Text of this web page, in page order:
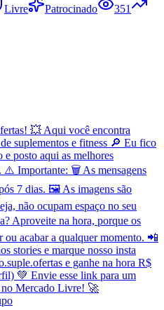
Livre Patrocinado
351
💥 Aqui você encontra
suplementos e fitness 🔎 Eu fico
posto aqui as melhores
⚠️ Importante: 🗑️ As mensagens
7 dias. 🖼️ As imagens são
não ocupam espaço no seu
Aproveite na hora, porque os
ou acabar a qualquer momento. 📲
stories e marque nosso insta
e ganhe na hora R$
💚 Envie esse link para um
no Mercado Livre! 🚀